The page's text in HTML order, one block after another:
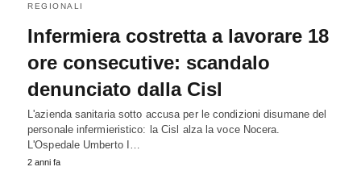
REGIONALI
Infermiera costretta a lavorare 18
ore consecutive: scandalo
denunciato dalla Cisl
L'azienda sanitaria sotto accusa per le condizioni disumane del
personale infermieristico: la Cisl alza la voce Nocera.
L'Ospedale Umberto I…
2 anni fa